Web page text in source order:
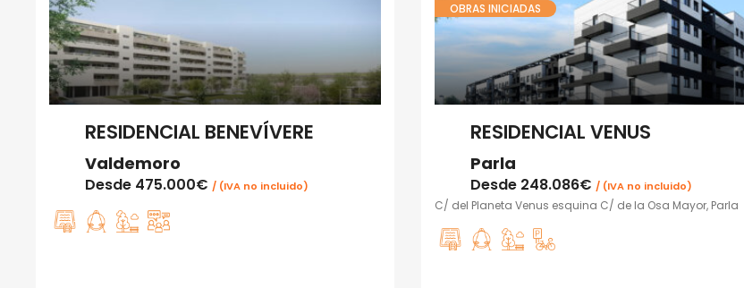
RESIDENCIAL BENEVÍVERE
Valdemoro
Desde 475.000€ / (IVA no incluido)
OBRAS INICIADAS
RESIDENCIAL VENUS
Parla
Desde 248.086€/ (IVA no incluido)
C/ del Planeta Venus esquina C/ de la Osa Mayor, Parla